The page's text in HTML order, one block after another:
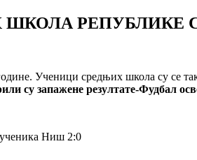
РЕПУБЛИКЕ
Ученици средњих школа су
су запажене резултате-Фудбал
Ниш 2:0